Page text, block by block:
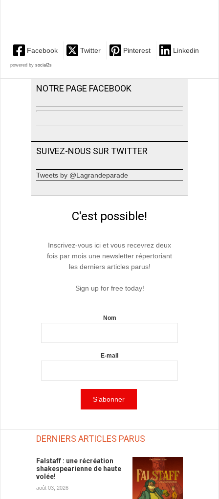
Facebook Twitter Pinterest Linkedin
powered by social2s
NOTRE PAGE FACEBOOK
SUIVEZ-NOUS SUR TWITTER
Tweets by @Lagrandeparade
C'est possible!
Inscrivez-vous ici et vous recevrez deux
fois par mois une newsletter répertoriant
les derniers articles parus!
Sign up for free today!
Nom
E-mail
DERNIERS ARTICLES PARUS
Falstaff : une récréation
shakespearienne de haute
volée!
août 03, 2026